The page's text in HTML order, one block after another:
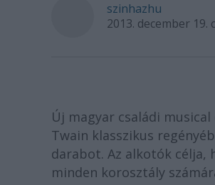
szinhazhu
2013. december 19.
Új magyar családi
Twain klasszikus
darabot. Az alkotók
minden korosztály